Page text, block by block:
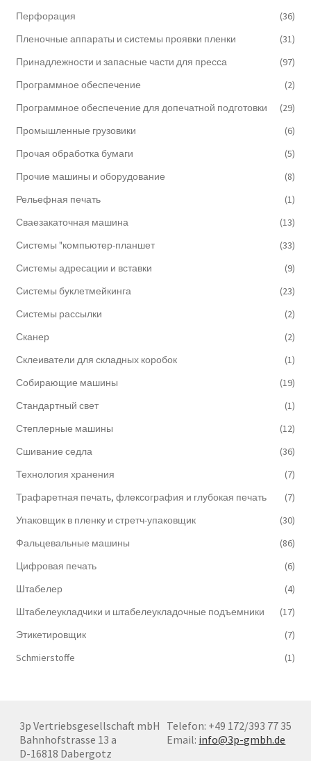
Перфорация
(36)
Пленочные аппараты и системы проявки пленки
(31)
Принадлежности и запасные части для пресса
(97)
Программное обеспечение
(2)
Программное обеспечение для допечатной подготовки
(29)
Промышленные грузовики
(6)
Прочая обработка бумаги
(5)
Прочие машины и оборудование
(8)
Рельефная печать
(1)
Сваезакаточная машина
(13)
Системы "компьютер-планшет
(33)
Системы адресации и вставки
(9)
Системы буклетмейкинга
(23)
Системы рассылки
(2)
Сканер
(2)
Склеиватели для складных коробок
(1)
Собирающие машины
(19)
Стандартный свет
(1)
Степлерные машины
(12)
Сшивание седла
(36)
Технология хранения
(7)
Трафаретная печать, флексография и глубокая печать
(7)
Упаковщик в пленку и стретч-упаковщик
(30)
Фальцевальные машины
(86)
Цифровая печать
(6)
Штабелер
(4)
Штабелеукладчики и штабелеукладочные подъемники
(17)
Этикетировщик
(7)
Schmierstoffe
(1)
3p Vertriebsgesellschaft mbH
Bahnhofstrasse 13 a
D-16818 Dabergotz
Telefon: +49 172/393 77 35
Email: info@3p-gmbh.de